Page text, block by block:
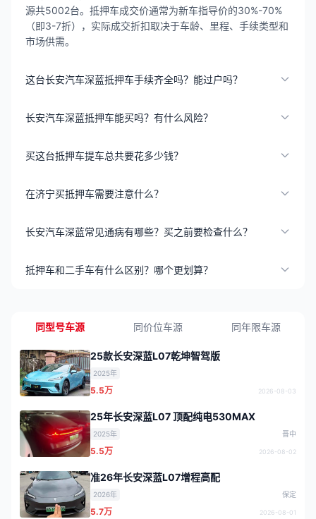
源共5002台。抵押车成交价通常为新车指导价的30%-70%
（即3-7折），实际成交折扣取决于车龄、里程、手续类型和
市场供需。
这台长安汽车深蓝抵押车手续齐全吗？能过户吗？
长安汽车深蓝抵押车能买吗？有什么风险？
买这台抵押车提车总共要花多少钱？
在济宁买抵押车需要注意什么？
长安汽车深蓝常见通病有哪些？买之前要检查什么？
抵押车和二手车有什么区别？哪个更划算？
同型号车源 同价位车源 同年限车源
25款长安深蓝L07乾坤智驾版
2025年
5.5万 2026-08-03
25年长安深蓝L07 顶配纯电530MAX
2025年 晋中
5.5万 2026-08-02
准26年长安深蓝L07增程高配
2026年 保定
5.7万 2026-08-01